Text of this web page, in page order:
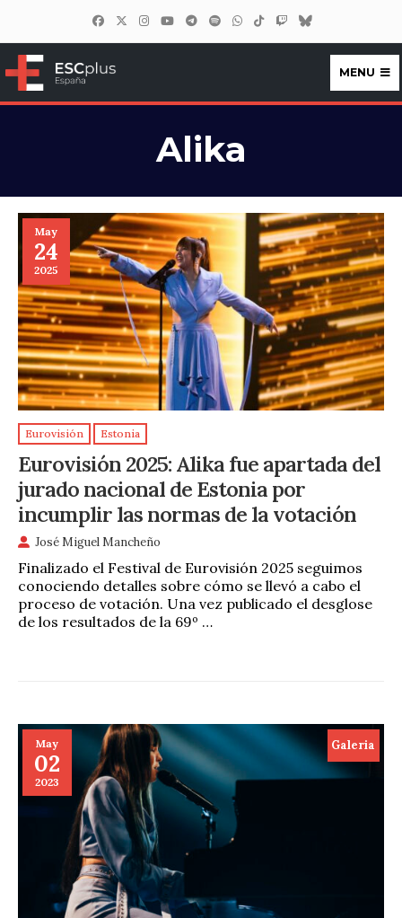
ESCplus España
MENU
Alika
May
24
2025
Eurovisión Estonia
Eurovisión 2025: Alika fue apartada del
jurado nacional de Estonia por
incumplir las normas de la votación
José Miguel Mancheño
Finalizado el Festival de Eurovisión 2025 seguimos
conociendo detalles sobre cómo se llevó a cabo el
proceso de votación. Una vez publicado el desglose
de los resultados de la 69º …
May
02
2023
Galeria